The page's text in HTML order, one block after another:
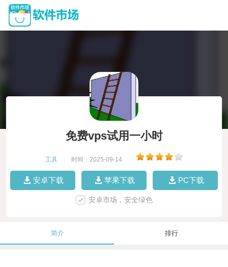
免费vps试用一小时
工具 时间：2025-09-14
安卓下载 苹果下载 PC下载
安卓市场，安全绿色
简介 排行